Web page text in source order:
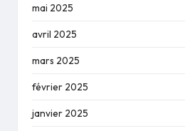
mai 2025
avril 2025
mars 2025
février 2025
janvier 2025